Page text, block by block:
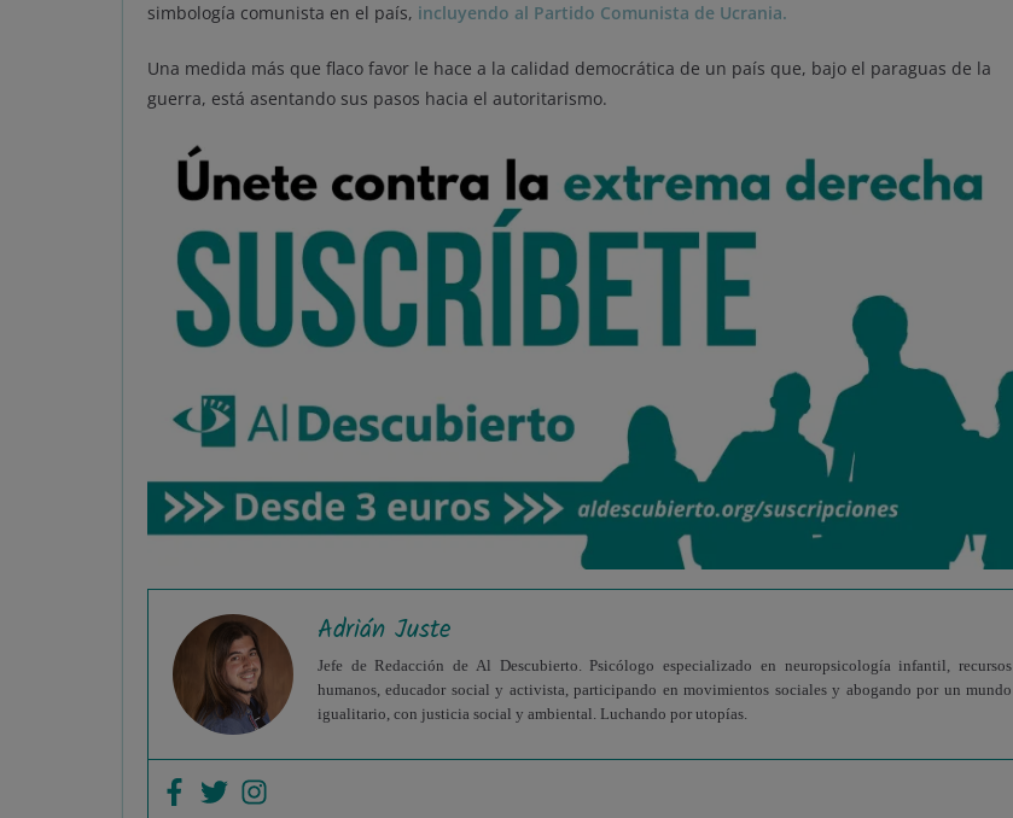
simbología comunista en el país, incluyendo al Partido Comunista de Ucrania.
Una medida más que flaco favor le hace a la calidad democrática de un país que, bajo el paraguas de la
guerra, está asentando sus pasos hacia el autoritarismo.
Adrián Juste
Jefe de Redacción de Al Descubierto. Psicólogo especializado en neuropsicología infantil, recursos
humanos, educador social y activista, participando en movimientos sociales y abogando por un mundo
igualitario, con justicia social y ambiental. Luchando por utopías.